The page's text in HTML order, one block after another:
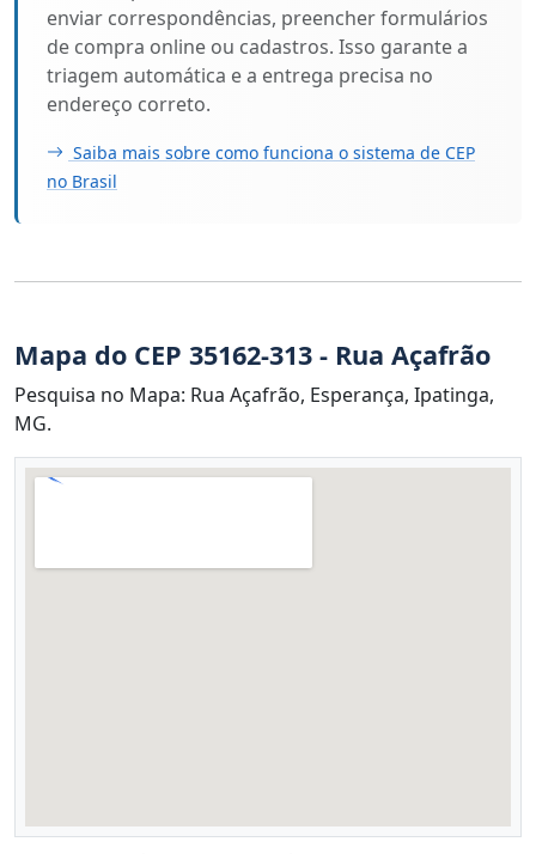
enviar correspondências, preencher formulários
de compra online ou cadastros. Isso garante a
triagem automática e a entrega precisa no
endereço correto.
Saiba mais sobre como funciona o sistema de CEP
no Brasil
Mapa do CEP 35162-313 - Rua Açafrão
Pesquisa no Mapa: Rua Açafrão, Esperança, Ipatinga,
MG.